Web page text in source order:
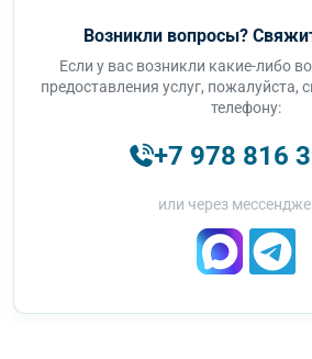
Возникли вопросы?
Если у вас возникли какие-либо
предоставления услуг, пожалуйста,
телефону:
+7 978 816
или через